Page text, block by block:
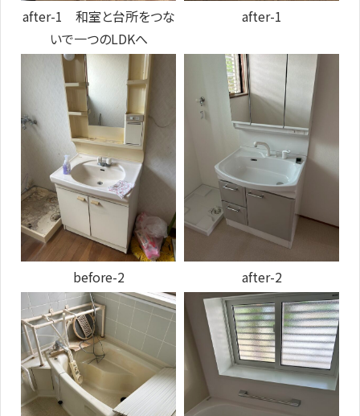
after-1 和室と台所をつな
いで一つのLDKへ
after-1
before-2 after-2